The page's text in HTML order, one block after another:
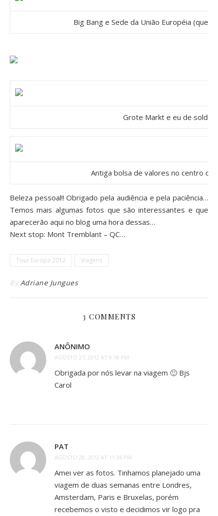
Big Bang e Sede da União Européia (que
Grote Markt e eu de
Antiga bolsa de valores no centro de
Beleza pessoal!! Obrigado pela audiência e pela paciência…
Temos mais algumas fotos que são interessantes e que
aparecerão aqui no blog uma hora dessas…
Next stop: Mont Tremblant – QC…
Tour Europa 2012 Viagens
By Adriane Jungues
3 COMMENTS
ANÔNIMO
AGOSTO 27, 2012 AT 9:18 PM
Obrigada por nós levar na viagem 🙂 Bjs
Carol
PAT
AGOSTO 28, 2012 AT 11:36 PM
Amei ver as fotos. Tinhamos planejado uma
viagem de duas semanas entre Londres,
Amsterdam, Paris e Bruxelas, porém
recebemos o visto e decidimos vir logo pra